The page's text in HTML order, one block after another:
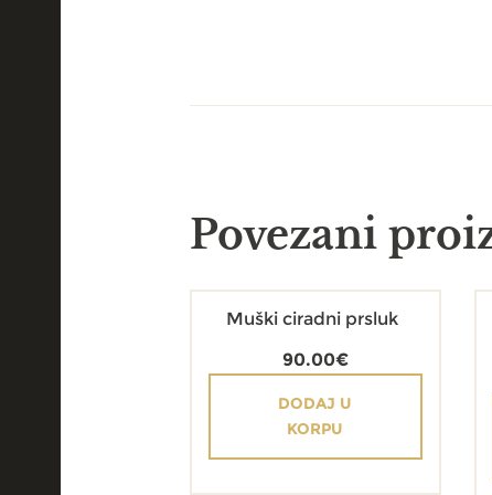
Povezani
Muški ciradni prsluk
90.00€
DODAJ U
KORPU